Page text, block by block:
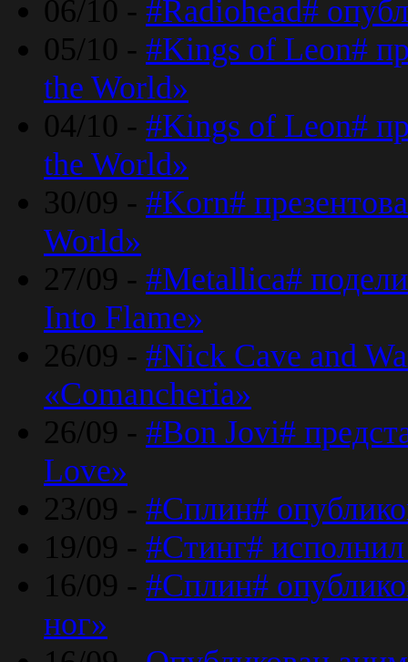
06/10 - #Radiohead#
05/10 - #Kings of Leon#
the World»
04/10 - #Kings of Leon#
the World»
30/09 - #Korn#
World»
27/09 - #Metallica#
Into Flame»
26/09 - #Nick Cave and
«Comancheria»
26/09 - #Bon Jovi#
Love»
23/09 - #Сплин#
19/09 - #Стинг#
16/09 - #Сплин#
ног»